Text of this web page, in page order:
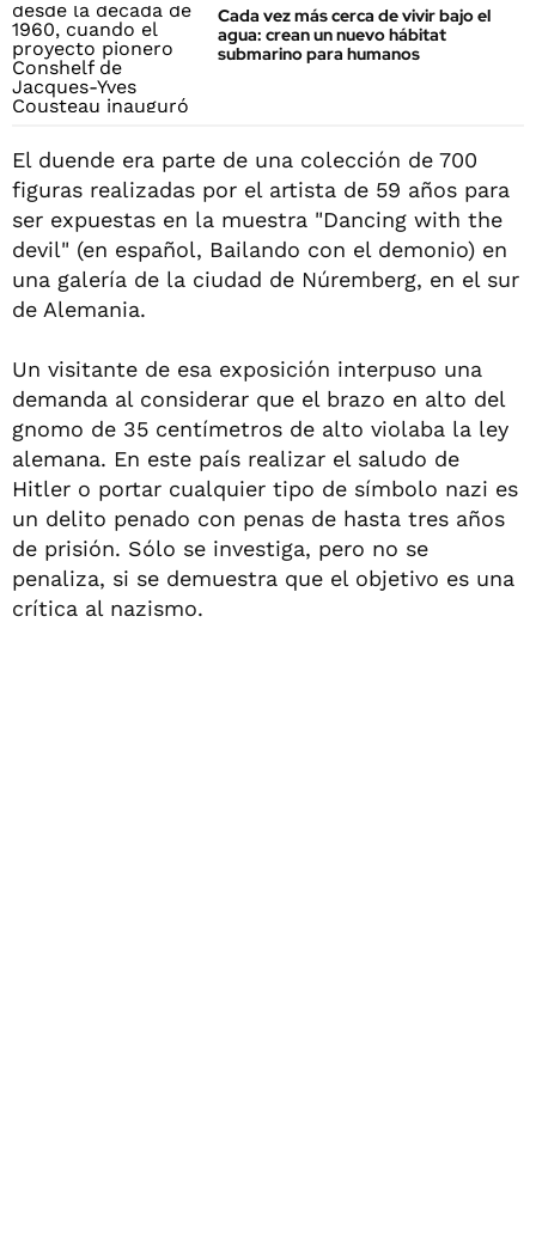
Cada vez más cerca de vivir bajo el
agua: crean un nuevo hábitat
submarino para humanos
El duende era parte de una colección de 700
figuras realizadas por el artista de 59 años para
ser expuestas en la muestra "Dancing with the
devil" (en español, Bailando con el demonio) en
una galería de la ciudad de Núremberg, en el sur
de Alemania.
Un visitante de esa exposición interpuso una
demanda al considerar que el brazo en alto del
gnomo de 35 centímetros de alto violaba la ley
alemana. En este país realizar el saludo de
Hitler o portar cualquier tipo de símbolo nazi es
un delito penado con penas de hasta tres años
de prisión. Sólo se investiga, pero no se
penaliza, si se demuestra que el objetivo es una
crítica al nazismo.